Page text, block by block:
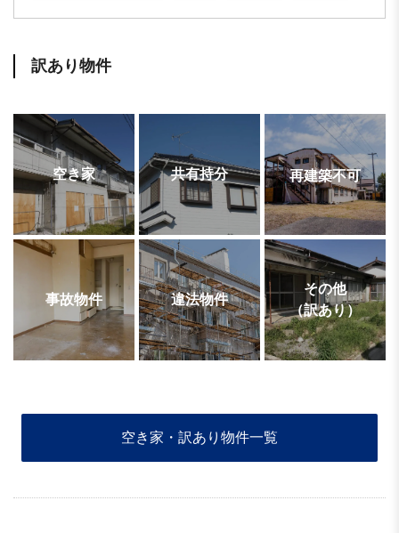
訳あり物件
空き家 共有持分 再建築不可
事故物件 違法物件
その他
（訳あり）
空き家・訳あり物件一覧